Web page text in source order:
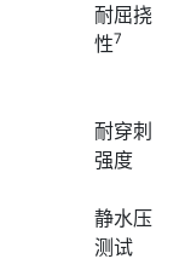
耐屈挠
性7
耐穿刺
强度
静水压
测试